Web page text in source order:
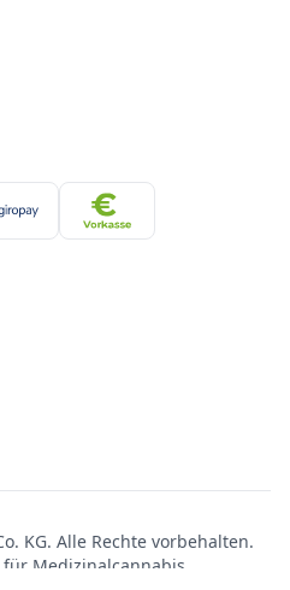
KG. Alle Rechte vorbehalten.
Medizinalcannabis